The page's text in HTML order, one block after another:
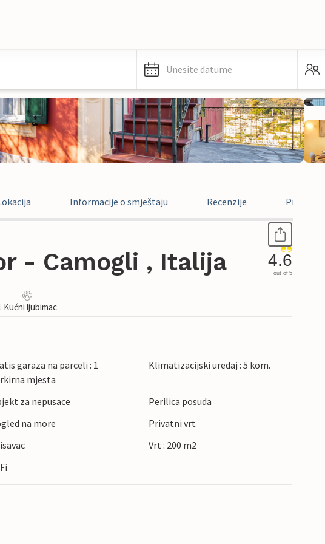
Unesite datume
Informacije o smještaju Recenzije Pravne
- Camogli , Italija 4.6
out of 5
Kućni ljubimac
garaza na parceli : 1
mjesta
Klimatizacijski uredaj : 5 kom.
za nepusace
Perilica posuda
na more
Privatni vrt
Vrt : 200 m2